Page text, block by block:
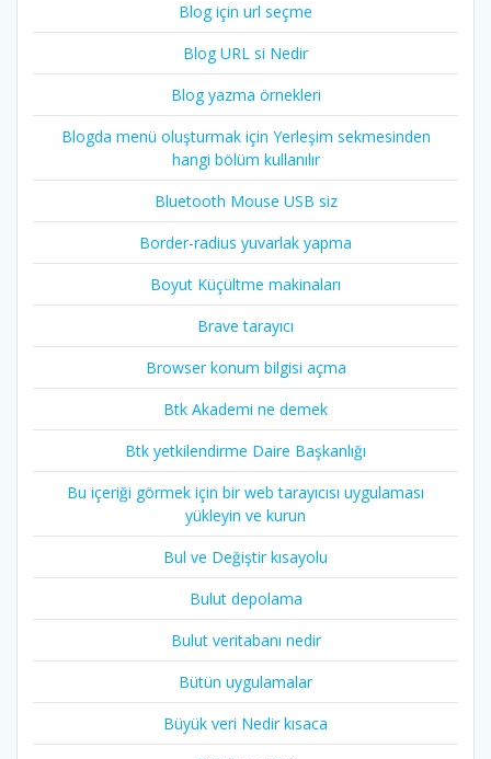
Blog için url seçme
Blog URL si Nedir
Blog yazma örnekleri
Blogda menü oluşturmak için Yerleşim sekmesinden
hangi bölüm kullanılır
Bluetooth Mouse USB siz
Border-radius yuvarlak yapma
Boyut Küçültme makinaları
Brave tarayıcı
Browser konum bilgisi açma
Btk Akademi ne demek
Btk yetkilendirme Daire Başkanlığı
Bu içeriği görmek için bir web tarayıcısı uygulaması
yükleyin ve kurun
Bul ve Değiştir kısayolu
Bulut depolama
Bulut veritabanı nedir
Bütün uygulamalar
Büyük veri Nedir kısaca